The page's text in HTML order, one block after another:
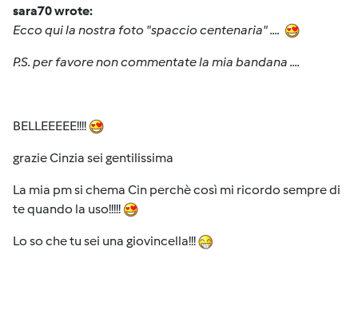
sara70 wrote:
Ecco qui la nostra foto "spaccio centenaria" ....
P.S. per favore non commentate la mia bandana ....
BELLEEEEE!!!!
grazie Cinzia sei gentilissima
La mia pm si chema Cin perchè così mi ricordo sempre di
te quando la uso!!!!!
Lo so che tu sei una giovincella!!!